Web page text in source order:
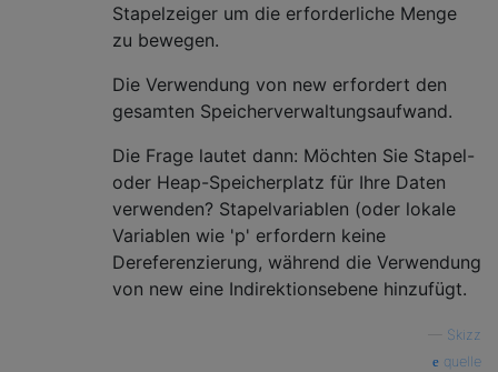
Stapelzeiger um die erforderliche Menge
zu bewegen.
Die Verwendung von new erfordert den
gesamten Speicherverwaltungsaufwand.
Die Frage lautet dann: Möchten Sie Stapel-
oder Heap-Speicherplatz für Ihre Daten
verwenden? Stapelvariablen (oder lokale
Variablen wie 'p' erfordern keine
Dereferenzierung, während die Verwendung
von new eine Indirektionsebene hinzufügt.
Skizz
quelle